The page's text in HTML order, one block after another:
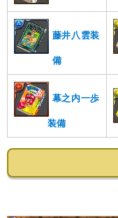
藤井八雲装
備
幕之内一歩
装備